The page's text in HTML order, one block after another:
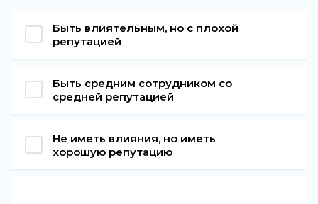
Быть влиятельным, но с плохой
репутацией
Быть средним сотрудником со
средней репутацией
Не иметь влияния, но иметь
хорошую репутацию